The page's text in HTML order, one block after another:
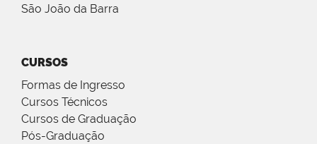
São João da Barra
CURSOS
Formas de Ingresso
Cursos Técnicos
Cursos de Graduação
Pós-Graduação